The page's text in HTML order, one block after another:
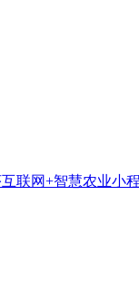
互联网+智慧农业小